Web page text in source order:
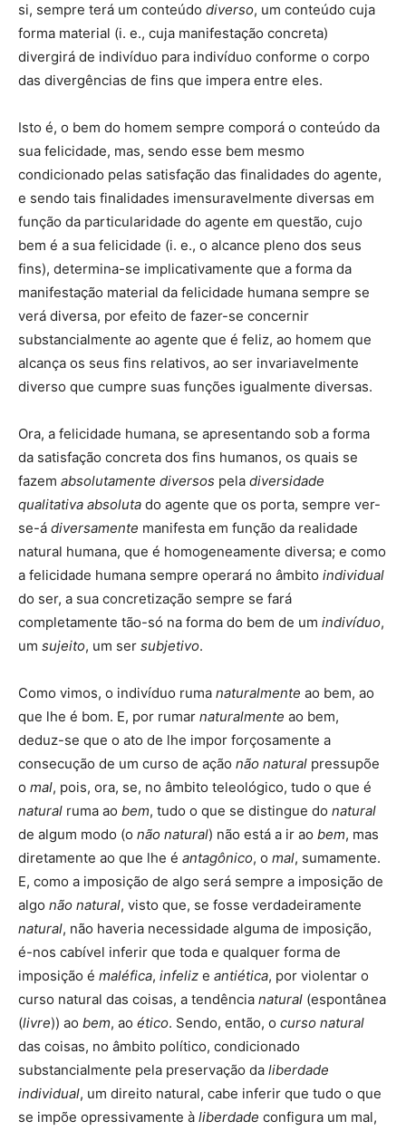
si, sempre terá um conteúdo diverso, um conteúdo cuja
forma material (i. e., cuja manifestação concreta)
divergirá de indivíduo para indivíduo conforme o corpo
das divergências de fins que impera entre eles.
Isto é, o bem do homem sempre comporá o conteúdo da
sua felicidade, mas, sendo esse bem mesmo
condicionado pelas satisfação das finalidades do agente,
e sendo tais finalidades imensuravelmente diversas em
função da particularidade do agente em questão, cujo
bem é a sua felicidade (i. e., o alcance pleno dos seus
fins), determina-se implicativamente que a forma da
manifestação material da felicidade humana sempre se
verá diversa, por efeito de fazer-se concernir
substancialmente ao agente que é feliz, ao homem que
alcança os seus fins relativos, ao ser invariavelmente
diverso que cumpre suas funções igualmente diversas.
Ora, a felicidade humana, se apresentando sob a forma
da satisfação concreta dos fins humanos, os quais se
fazem absolutamente diversos pela diversidade
qualitativa absoluta do agente que os porta, sempre ver-
se-á diversamente manifesta em função da realidade
natural humana, que é homogeneamente diversa; e como
a felicidade humana sempre operará no âmbito individual
do ser, a sua concretização sempre se fará
completamente tão-só na forma do bem de um indivíduo,
um sujeito, um ser subjetivo.
Como vimos, o indivíduo ruma naturalmente ao bem, ao
que lhe é bom. E, por rumar naturalmente ao bem,
deduz-se que o ato de lhe impor forçosamente a
consecução de um curso de ação não natural pressupõe
o mal, pois, ora, se, no âmbito teleológico, tudo o que é
natural ruma ao bem, tudo o que se distingue do natural
de algum modo (o não natural) não está a ir ao bem, mas
diretamente ao que lhe é antagônico, o mal, sumamente.
E, como a imposição de algo será sempre a imposição de
algo não natural, visto que, se fosse verdadeiramente
natural, não haveria necessidade alguma de imposição,
é-nos cabível inferir que toda e qualquer forma de
imposição é maléfica, infeliz e antiética, por violentar o
curso natural das coisas, a tendência natural (espontânea
(livre)) ao bem, ao ético. Sendo, então, o curso natural
das coisas, no âmbito político, condicionado
substancialmente pela preservação da liberdade
individual, um direito natural, cabe inferir que tudo o que
se impõe opressivamente à liberdade configura um mal,